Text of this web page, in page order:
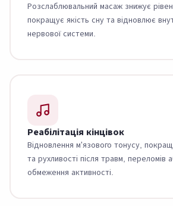
Розслаблювальний масаж знижує
покращує якість сну та відновлює
нервової системи.
Реабілітація кінцівок
Відновлення м'язового тонусу,
та рухливості після травм, переломів
обмеження активності.